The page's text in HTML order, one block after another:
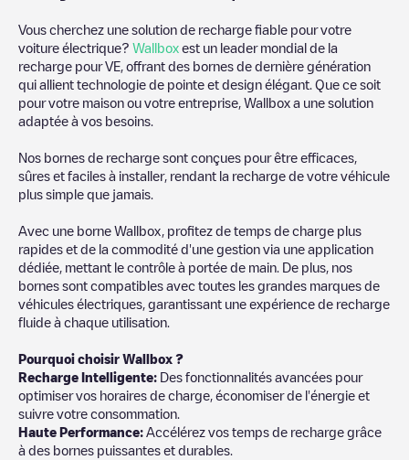
Vous cherchez une solution de recharge fiable pour votre
voiture électrique? Wallbox est un leader mondial de la
recharge pour VE, offrant des bornes de dernière génération
qui allient technologie de pointe et design élégant. Que ce soit
pour votre maison ou votre entreprise, Wallbox a une solution
adaptée à vos besoins.
Nos bornes de recharge sont conçues pour être efficaces,
sûres et faciles à installer, rendant la recharge de votre véhicule
plus simple que jamais.
Avec une borne Wallbox, profitez de temps de charge plus
rapides et de la commodité d'une gestion via une application
dédiée, mettant le contrôle à portée de main. De plus, nos
bornes sont compatibles avec toutes les grandes marques de
véhicules électriques, garantissant une expérience de recharge
fluide à chaque utilisation.
Pourquoi choisir Wallbox ?
Recharge Intelligente: Des fonctionnalités avancées pour
optimiser vos horaires de charge, économiser de l'énergie et
suivre votre consommation.
Haute Performance: Accélérez vos temps de recharge grâce
à des bornes puissantes et durables.